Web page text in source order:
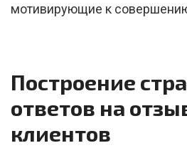
мотивирующие к
Построение
ответов на
клиентов